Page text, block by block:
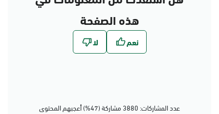
هذه الصفحة
عدد المشاركات: 3880 مشاركة (47%) أعجبهم المحتوى